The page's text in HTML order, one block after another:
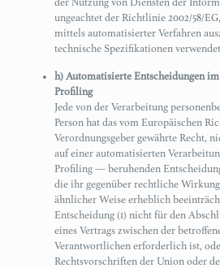
der Nutzung von Diensten der
ungeachtet der Richtlinie 2002/58/
mittels automatisierter Verfahren
technische Spezifikationen
h) Automatisierte Entscheidungen
Profiling
Jede von der Verarbeitung
Person hat das vom Europäischen
Verordnungsgeber gewährte Recht,
auf einer automatisierten
Profiling — beruhenden
die ihr gegenüber rechtliche
ähnlicher Weise erheblich
Entscheidung (1) nicht für den
eines Vertrags zwischen der
Verantwortlichen erforderlich ist,
Rechtsvorschriften der Union oder